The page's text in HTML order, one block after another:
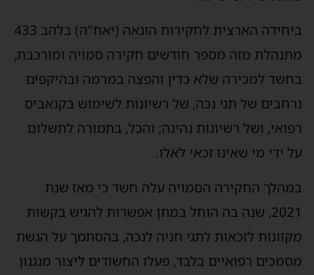
ביחידה הארצית לחקירות הונאה (יאח"ה) בלהב 433
מתנהלת מזה מספר חודשים חקירה סמויה ומורכבת,
בחשד למכירה שלא כדין והפצה במרמה ובהיקפים
נרחבים של תגי נכה, של רשיונות לשימוש בקנאביס
רפואי, ושל רשיונות נהיגה; והכל, בתמורה לתשלום
על ידי מי שאינו זכאי לאלו.
במהלך החקירה הסמויה עלה חשד כי מאז שנת
2021, שנה בה הוחל במתן אפשרות להגיש בקשות
מקוונות לזכאות לתגי חניה לנכה, בהסתמך על הגשת
מסמכים רפואיים בלבד, פעלו החשודים ליצור מנגנון